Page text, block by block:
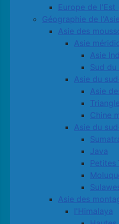
Europe de l'Est
Géographie de l'Asie
Asie des
Asie
Asie
Sud
Asie du
Asie
Chine
Asie du
Java
Petites
Asie des
l'Himalaya